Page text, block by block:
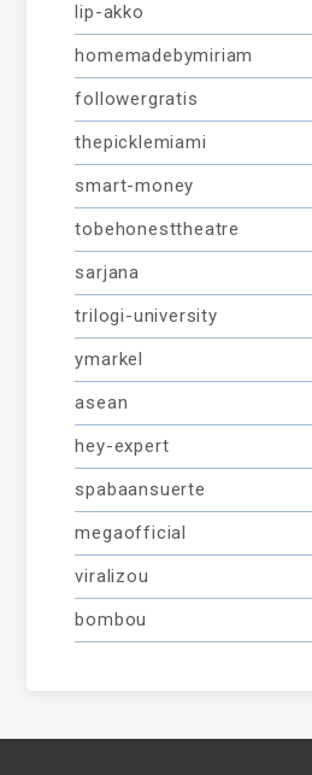
lip-akko
homemadebymiriam
followergratis
thepicklemiami
smart-money
tobehonesttheatre
sarjana
trilogi-university
ymarkel
asean
hey-expert
spabaansuerte
megaofficial
viralizou
bombou